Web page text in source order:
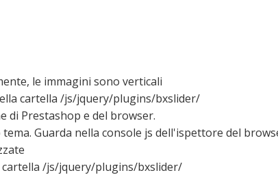
le immagini sono verticali
cartella /js/jquery/plugins/bxslider/
di Prestashop e del browser.
Guarda nella console js dell'ispettore del
cartella /js/jquery/plugins/bxslider/